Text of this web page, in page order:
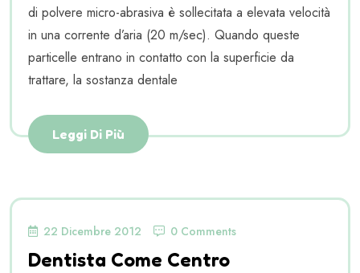
di polvere micro-abrasiva è sollecitata a elevata velocità
in una corrente d’aria (20 m/sec). Quando queste
particelle entrano in contatto con la superficie da
trattare, la sostanza dentale
Leggi Di Più
22 Dicembre 2012 0 Comments
Dentista Come Centro